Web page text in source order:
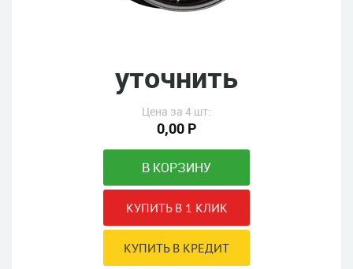
уточнить
Цена за 4 шт:
0,00 Р